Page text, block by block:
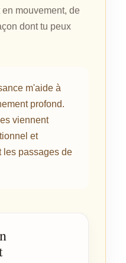
mouvement, de
dont tu peux
m'aide à
profond.
viennent
et
les passages de